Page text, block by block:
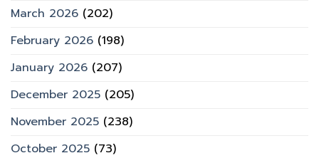
March 2026 (202)
February 2026 (198)
January 2026 (207)
December 2025 (205)
November 2025 (238)
October 2025 (73)